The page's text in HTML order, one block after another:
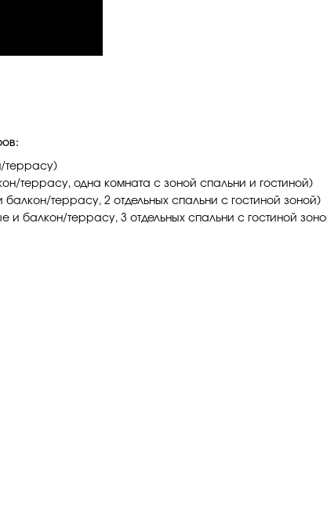
террасу)
террасу, одна комната с зоной спальни и гостиной)
террасу, 2 отдельных спальни с гостиной зоной)
и балкон/террасу, 3 отдельных спальни с гостиной